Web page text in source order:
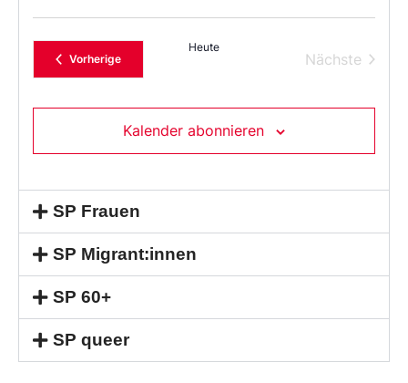
Sie
das
Datum
aus.
VorherigeVeranstaltungen
Heute
Nächste
Kalender abonnieren
SP Frauen
SP Migrant:innen
SP 60+
SP queer